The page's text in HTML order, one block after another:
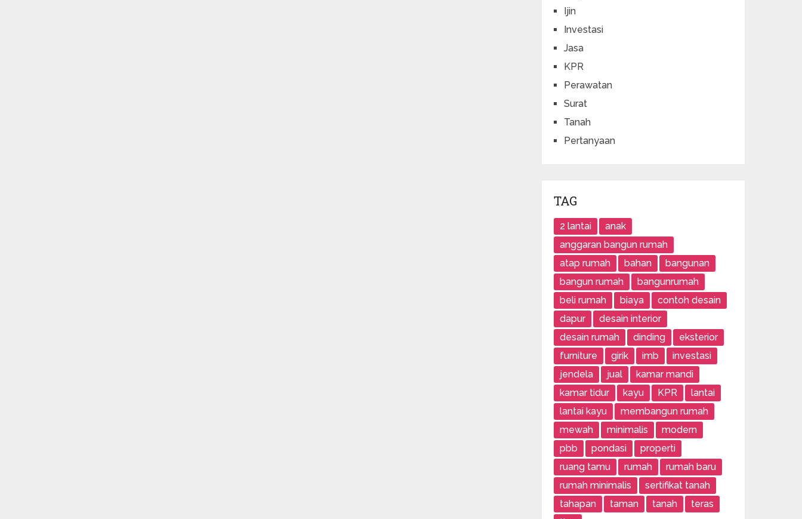
Ijin
Investasi
Jasa
KPR
Perawatan
Surat
Tanah
Pertanyaan
TAG
2 lantai
anak
anggaran bangun rumah
atap rumah
bahan
bangunan
bangun rumah
bangunrumah
beli rumah
biaya
contoh desain
dapur
desain interior
desain rumah
dinding
eksterior
furniture
girik imb
investasi
jendela
jual
kamar mandi
kamar tidur
kayu KPR
lantai
lantai kayu
membangun rumah
mewah
minimalis
modern
pbb
pondasi
properti
ruang tamu
rumah
rumah baru
rumah minimalis
sertifikat tanah
tahapan
taman tanah
teras